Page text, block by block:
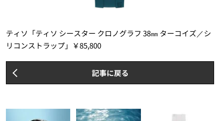
ティソ「ティソ シースター クロノグラフ 38㎜ ターコイズ／シ
リコンストラップ」￥85,800
記事に戻る